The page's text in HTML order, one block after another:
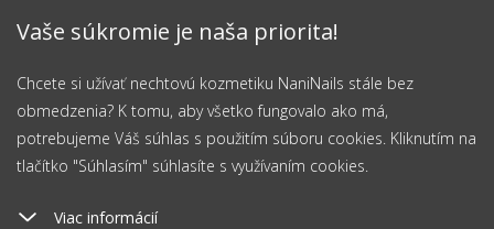
Vaše súkromie je naša priorita!
Chcete si užívať nechtovú kozmetiku NaniNails stále bez
obmedzenia? K tomu, aby všetko fungovalo ako má,
potrebujeme Váš súhlas s použitím súboru cookies. Kliknutím na
tlačítko "Súhlasím" súhlasíte s využívaním cookies.
Viac informácií